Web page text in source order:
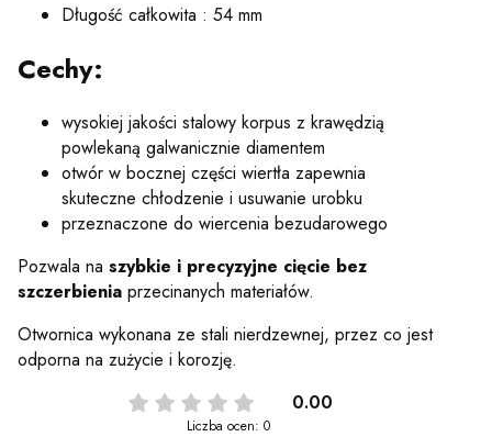
Długość całkowita : 54 mm
Cechy:
wysokiej jakości stalowy korpus z krawędzią
powlekaną galwanicznie diamentem
otwór w bocznej części wiertła zapewnia
skuteczne chłodzenie i usuwanie urobku
przeznaczone do wiercenia bezudarowego
Pozwala na szybkie i precyzyjne cięcie bez
szczerbienia przecinanych materiałów.
Otwornica wykonana ze stali nierdzewnej, przez co jest
odporna na zużycie i korozję.
0.00
Liczba ocen: 0